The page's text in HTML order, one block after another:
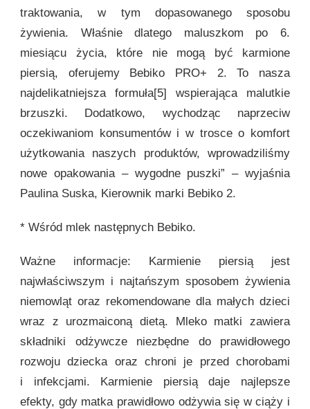
traktowania, w tym dopasowanego sposobu
żywienia. Właśnie dlatego maluszkom po 6.
miesiącu życia, które nie mogą być karmione
piersią, oferujemy Bebiko PRO+ 2. To nasza
najdelikatniejsza formuła[5] wspierająca malutkie
brzuszki. Dodatkowo, wychodząc naprzeciw
oczekiwaniom konsumentów i w trosce o komfort
użytkowania naszych produktów, wprowadziliśmy
nowe opakowania – wygodne puszki” – wyjaśnia
Paulina Suska, Kierownik marki Bebiko 2.
* Wśród mlek następnych Bebiko.
Ważne informacje: Karmienie piersią jest
najwłaściwszym i najtańszym sposobem żywienia
niemowląt oraz rekomendowane dla małych dzieci
wraz z urozmaiconą dietą. Mleko matki zawiera
składniki odżywcze niezbędne do prawidłowego
rozwoju dziecka oraz chroni je przed chorobami
i infekcjami. Karmienie piersią daje najlepsze
efekty, gdy matka prawidłowo odżywia się w ciąży i